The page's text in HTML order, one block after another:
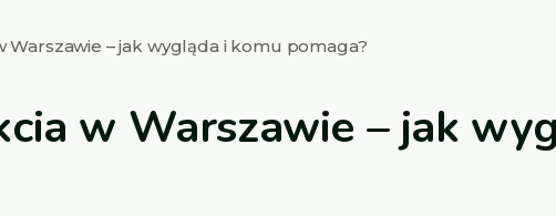
– jak wygląda i komu pomaga?
w Warszawie – jak